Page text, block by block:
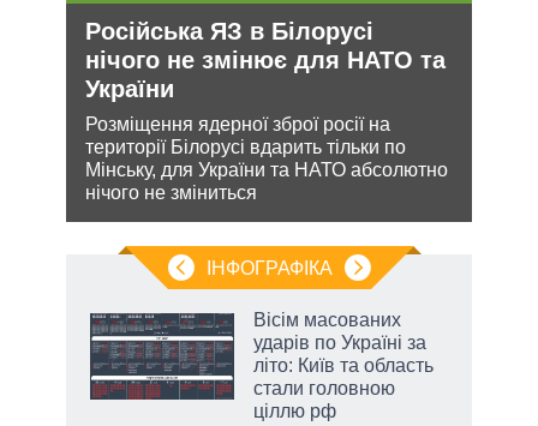
Російська ЯЗ в Білорусі
нічого не змінює для НАТО та
України
Розміщення ядерної зброї росії на
території Білорусі вдарить тільки по
Мінську, для України та НАТО абсолютно
нічого не зміниться
ІНФОГРАФІКА
Вісім масованих
ударів по Україні за
літо: Київ та область
стали головною
ціллю рф